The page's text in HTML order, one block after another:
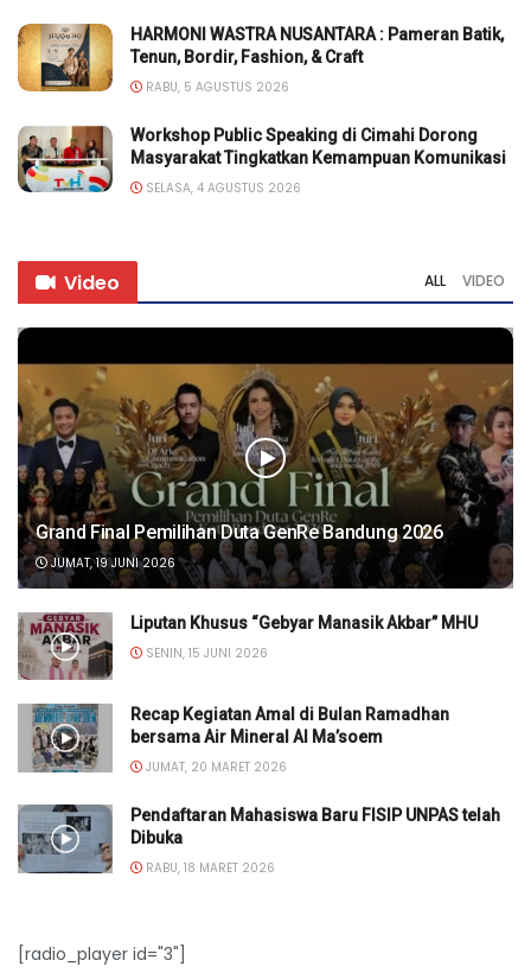
HARMONI WASTRA NUSANTARA : Pameran Batik,
Tenun, Bordir, Fashion, & Craft
RABU, 5 AGUSTUS 2026
Workshop Public Speaking di Cimahi Dorong
Masyarakat Tingkatkan Kemampuan Komunikasi
SELASA, 4 AGUSTUS 2026
Video ALL VIDEO
Grand Final Pemilihan Duta GenRe Bandung 2026
JUMAT, 19 JUNI 2026
Liputan Khusus “Gebyar Manasik Akbar” MHU
SENIN, 15 JUNI 2026
Recap Kegiatan Amal di Bulan Ramadhan
bersama Air Mineral Al Ma’soem
JUMAT, 20 MARET 2026
Pendaftaran Mahasiswa Baru FISIP UNPAS telah
Dibuka
RABU, 18 MARET 2026
[radio_player id="3"]